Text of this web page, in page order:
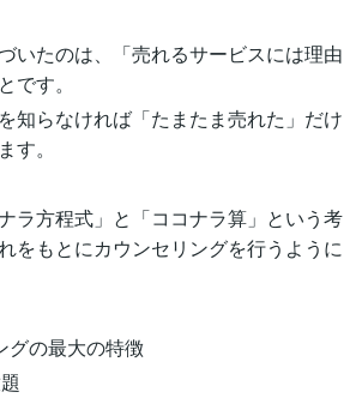
いたのは、「売れるサービスには理由
です。
知らなければ「たまたま売れた」だけ
す。
ラ方程式」と「ココナラ算」という考
をもとにカウンセリングを行うように
グの最大の特徴